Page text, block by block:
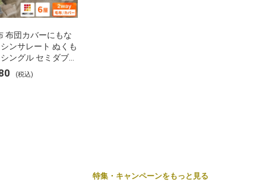
布団カバーにもな
ンサレート ぬくも
ングル セミダブル
ランケット 掛け布
フランネル 保温
(税込)
特集・キャンペーンをもっと見る